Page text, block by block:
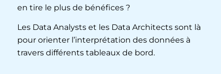
en tire le plus de bénéfices ?
Les Data Analysts et les Data Architects sont là
pour orienter l’interprétation des données à
travers différents tableaux de bord.